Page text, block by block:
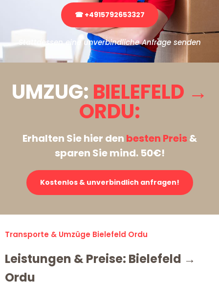
☎ +4915792653327
Stattdessen eine unverbindliche Anfrage senden
UMZUG: BIELEFELD →
ORDU:
Erhalten Sie hier den besten Preis&
sparen Sie mind. 50€!
Kostenlos & unverbindlich anfragen!
Transporte & Umzüge Bielefeld Ordu
Leistungen & Preise: Bielefeld →
Ordu